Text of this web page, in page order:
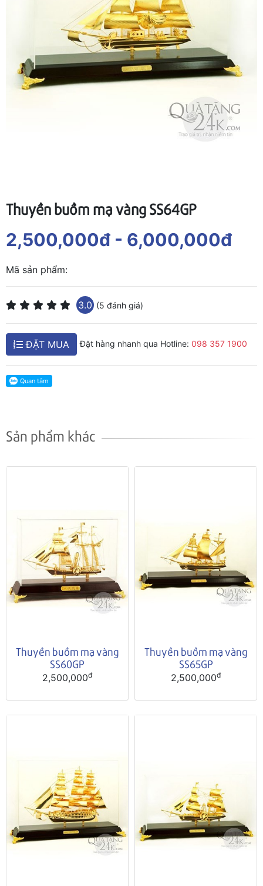
Thuyền buồm mạ vàng SS64GP
2,500,000đ - 6,000,000đ
Mã sản phẩm:
3.0 (5 đánh giá)
ĐẶT MUA Đặt hàng nhanh qua Hotline: 098 357 1900
Sản phẩm khác
Thuyền buồm mạ vàng
SS60GP
2,500,000đ
Thuyền buồm mạ vàng
SS65GP
2,500,000đ